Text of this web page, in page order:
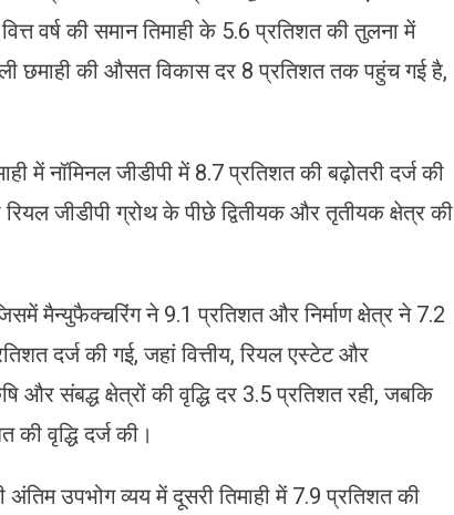
वर्ष की समान तिमाही के 5.6 प्रतिशत की तुलना में
छमाही की औसत विकास दर 8 प्रतिशत तक पहुंच गई है,
में नॉमिनल जीडीपी में 8.7 प्रतिशत की बढ़ोतरी दर्ज की
जीडीपी ग्रोथ के पीछे द्वितीयक और तृतीयक क्षेत्र की
मैन्युफैक्चरिंग ने 9.1 प्रतिशत और निर्माण क्षेत्र ने 7.2
दर्ज की गई, जहां वित्तीय, रियल एस्टेट और
संबद्ध क्षेत्रों की वृद्धि दर 3.5 प्रतिशत रही, जबकि
वृद्धि दर्ज की।
उपभोग व्यय में दूसरी तिमाही में 7.9 प्रतिशत की